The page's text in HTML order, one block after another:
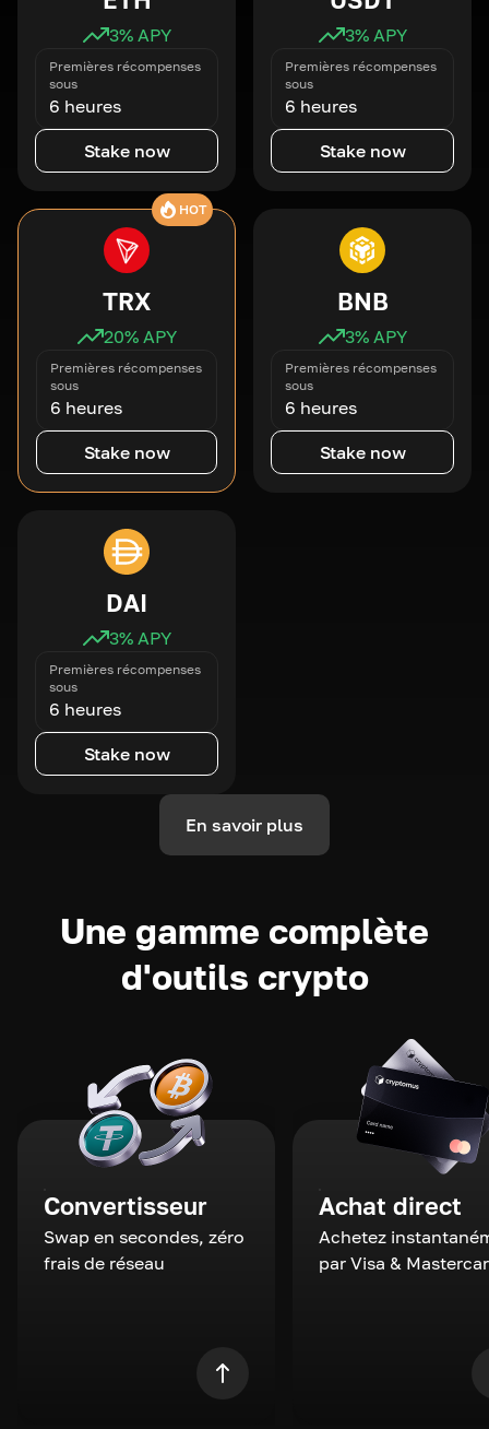
3% APY
Premières récompenses
sous
6 heures
Stake now
3% APY
Premières récompenses
sous
6 heures
Stake now
HOT
TRX
20% APY
Premières récompenses
sous
6 heures
Stake now
BNB
3% APY
Premières récompenses
sous
6 heures
Stake now
DAI
3% APY
Premières récompenses
sous
6 heures
Stake now
En savoir plus
Une gamme complète
d'outils crypto
Convertisseur
Swap en secondes, zéro
frais de réseau
Achat direct
Achetez
par Visa &